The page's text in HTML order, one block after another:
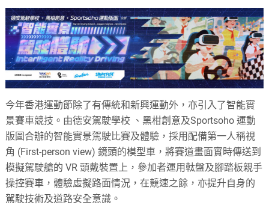
今年香港運動節除了有傳統和新興運動外，亦引入了智能實
景賽車競技。由德安駕駛學校 、黑柑創意及Sportsoho 運動
版圖合辦的智能實景駕駛比賽及體驗，採用配備第一人稱視
角 (First-person view) 鏡頭的模型車，將賽道畫面實時傳送到
模擬駕駛艙的 VR 頭戴裝置上，參加者運用軚盤及腳踏板親手
操控賽車，體驗虛擬路面情況，在競速之餘，亦提升自身的
駕駛技術及道路安全意識。